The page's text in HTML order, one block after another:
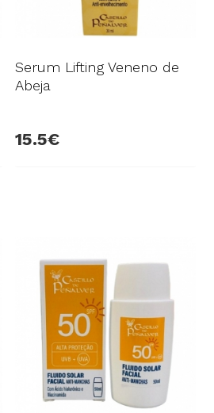
Serum Lifting Veneno de
Abeja
15.5